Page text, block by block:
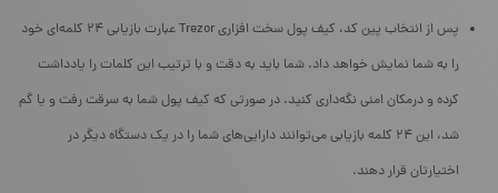
پس از انتخاب پین کد، کیف پول سخت افزاری Trezor عبارت بازیابی ۲۴ کلمه‌ای خود
را به شما نمایش خواهد داد. شما باید به دقت و با ترتیب این کلمات را یادداشت
کرده و درمکان امنی نگه‌داری کنید. در صورتی که کیف پول شما به سرقت رفت و یا گم
شد، این ۲۴ کلمه بازیابی می‌توانند دارایی‌های شما را در یک دستگاه دیگر در
اختیارتان قرار دهند.